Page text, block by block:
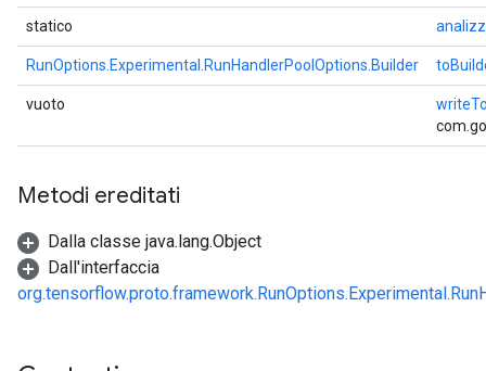
statico
RunOptions.Experimental.RunHandlerPoolOptions.Builder
vuoto
Metodi ereditati
Dalla classe java.lang.Object
Dall'interfaccia